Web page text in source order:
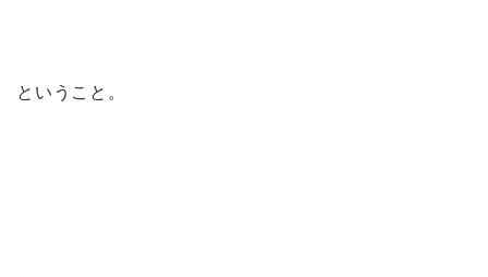
ということ。